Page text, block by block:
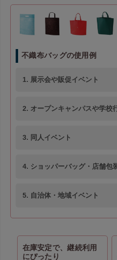
不織布バッグの使用例
1. 展示会や販促イベント
2. オープンキャンパスや学校
3. 同人イベント
4. ショッパーバッグ・店舗包
5. 自治体・地域イベント
在庫安定で、継続利用
にぴったり